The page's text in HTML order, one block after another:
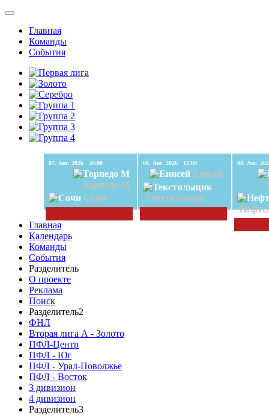
Главная
Команды
События
07. Авг. 2026 20:00
Торпедо М
Сочи
08. Авг. 2026 12:00
Енисей
Текстильщик
Главная
Календарь
Команды
События
Разделитель
О проекте
Реклама
Поиск
Разделитель2
ФНЛ
Вторая лига А - Золото
ПФЛ-Центр
ПФЛ - Юг
ПФЛ - Урал-Поволжье
ПФЛ - Восток
3 дивизион
4 дивизион
Разделитель3